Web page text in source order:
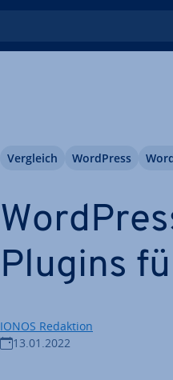
Plugins
IONOS Redaktion
13.01.2022
Vergleich WordPress